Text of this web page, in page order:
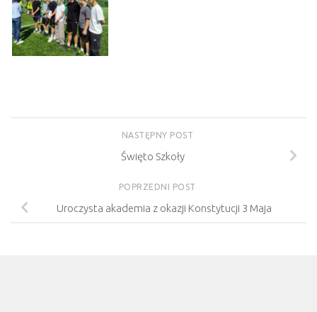
NASTĘPNY POST
Święto Szkoły
POPRZEDNI POST
Uroczysta akademia z okazji Konstytucji 3 Maja